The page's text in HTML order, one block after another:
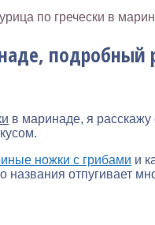
по гречески в
подробный
в маринаде, я расскажу
ножки с грибами и
названия отпугивает